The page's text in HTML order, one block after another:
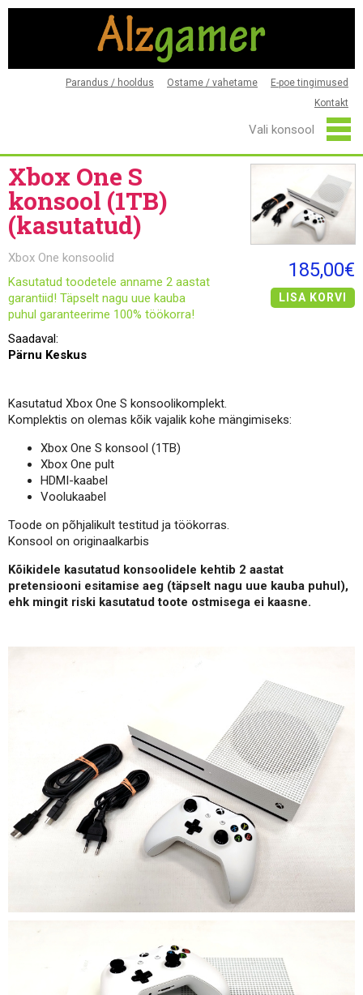
Parandus / hooldus Ostame / vahetame
E-poe tingimused
Kontakt
Xbox One S
konsool (1TB)
(kasutatud)
Xbox One konsoolid
Kasutatud toodetele anname 2 aastat
garantiid! Täpselt nagu uue kauba
puhul garanteerime 100% töökorra!
Saadaval:
Pärnu Keskus
185,00€
LISA KORVI
Kasutatud Xbox One S konsoolikomplekt.
Komplektis on olemas kõik vajalik kohe mängimiseks:
Xbox One S konsool (1TB)
Xbox One pult
HDMI-kaabel
Voolukaabel
Toode on põhjalikult testitud ja töökorras.
Konsool on originaalkarbis
Kõikidele kasutatud konsoolidele kehtib 2 aastat
pretensiooni esitamise aeg (täpselt nagu uue kauba puhul),
ehk mingit riski kasutatud toote ostmisega ei kaasne.